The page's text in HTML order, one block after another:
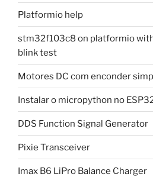
Platformio help
stm32f103c8 on platformio
blink test
Motores DC com enconder
Instalar o micropython no
DDS Function Signal Generator
Pixie Transceiver
Imax B6 LiPro Balance Charger